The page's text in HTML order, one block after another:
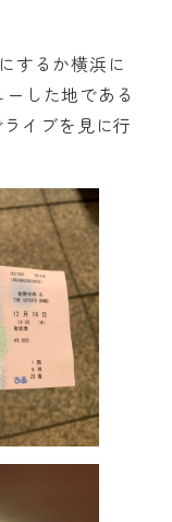
するか横浜に
した地である
イブを見に行